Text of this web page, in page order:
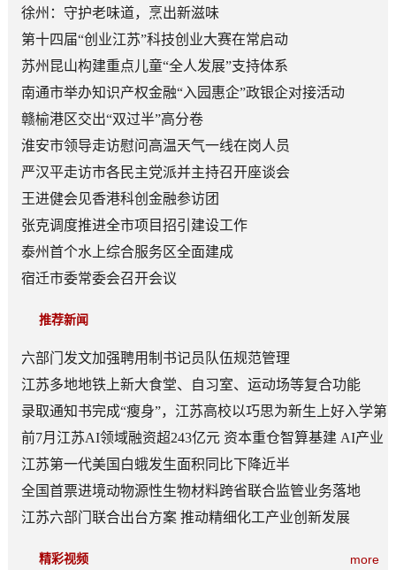
徐州：守护老味道，烹出新滋味
第十四届“创业江苏”科技创业大赛在常启动
苏州昆山构建重点儿童“全人发展”支持体系
南通市举办知识产权金融“入园惠企”政银企对接活动
赣榆港区交出“双过半”高分卷
淮安市领导走访慰问高温天气一线在岗人员
严汉平走访市各民主党派并主持召开座谈会
王进健会见香港科创金融参访团
张克调度推进全市项目招引建设工作
泰州首个水上综合服务区全面建成
宿迁市委常委会召开会议
推荐新闻
六部门发文加强聘用制书记员队伍规范管理
江苏多地地铁上新大食堂、自习室、运动场等复合功能
——从“客流通道”到“生活场景”
录取通知书完成“瘦身”，江苏高校以巧思为新生上好入学第
一课
前7月江苏AI领域融资超243亿元 资本重仓智算基建 AI产业
底盘夯实
江苏第一代美国白蛾发生面积同比下降近半
全国首票进境动物源性生物材料跨省联合监管业务落地
江苏六部门联合出台方案 推动精细化工产业创新发展
more
精彩视频